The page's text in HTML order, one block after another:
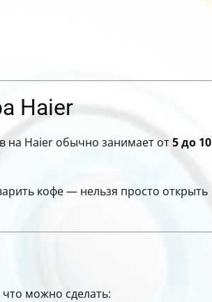
Haier
на Haier обычно занимает от5 до 10
кофе — нельзя просто открыть
можно сделать: